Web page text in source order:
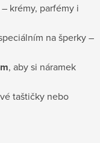
– krémy, parfémy i
na šperky –
, aby si náramek
taštičky nebo